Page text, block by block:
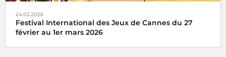
24.02.2026
Festival International des Jeux de Cannes du 27
février au 1er mars 2026